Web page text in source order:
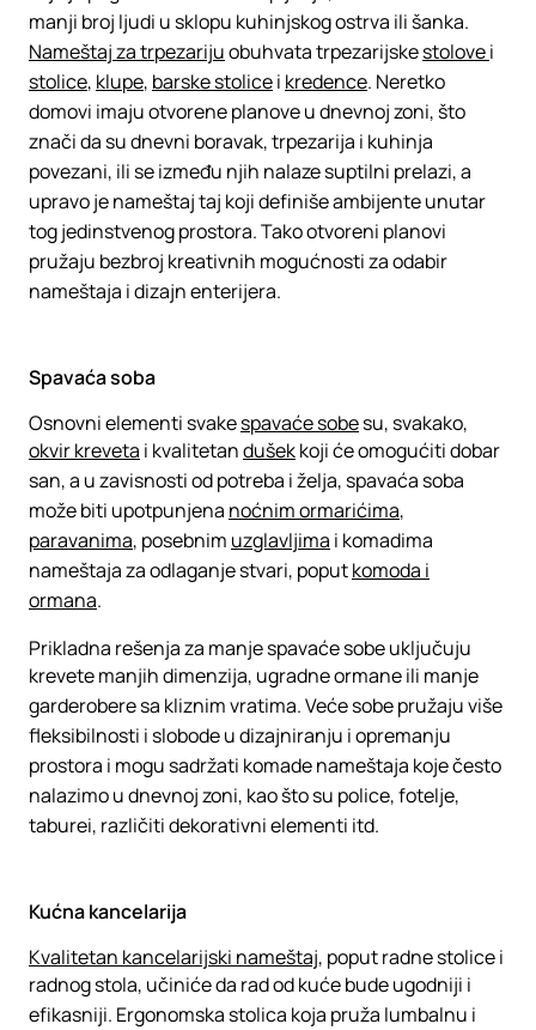
manji broj ljudi u sklopu kuhinjskog ostrva ili šanka.
Nameštaj za trpezarijuobuhvata trpezarijskestolovei
stolice, klupe, barske stolicei kredence. Neretko
domovi imaju otvorene planove u dnevnoj zoni, što
znači da su dnevni boravak, trpezarija i kuhinja
povezani, ili se između njih nalaze suptilni prelazi, a
upravo je nameštaj taj koji definiše ambijente unutar
tog jedinstvenog prostora. Tako otvoreni planovi
pružaju bezbroj kreativnih mogućnosti za odabir
nameštaja i dizajn enterijera.
Spavaća soba
Osnovni elementi svakespavaće sobesu, svakako,
okvir kreveta i kvalitetandušekkoji će omogućiti dobar
san, a u zavisnosti od potreba i želja, spavaća soba
može biti upotpunjena noćnim ormarićima,
paravanima, posebnim uzglavljima i komadima
nameštaja za odlaganje stvari, poputkomoda i
ormana.
Prikladna rešenja za manje spavaće sobe uključuju
krevete manjih dimenzija, ugradne ormane ili manje
garderobere sa kliznim vratima. Veće sobe pružaju više
fleksibilnosti i slobode u dizajniranju i opremanju
prostora i mogu sadržati komade nameštaja koje često
nalazimo u dnevnoj zoni, kao što su police, fotelje,
taburei, različiti dekorativni elementi itd.
Kućna kancelarija
Kvalitetan kancelarijski nameštaj, poput radne stolice i
radnog stola, učiniće da rad od kuće bude ugodniji i
efikasniji. Ergonomska stolica koja pruža lumbalnu i